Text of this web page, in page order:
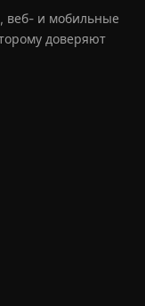
веб- и мобильные
доверяют